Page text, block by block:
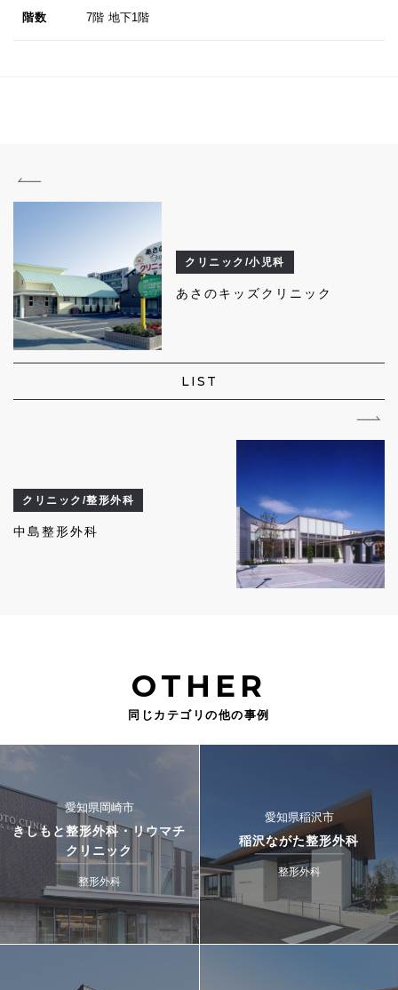
階数 7階 地下1階
クリニック/小児科
あさのキッズクリニック
LIST
クリニック/整形外科
中島整形外科
OTHER
同じカテゴリの他の事例
愛知県岡崎市
きしもと整形外科・リウマチ
クリニック
整形外科
愛知県稲沢市
稲沢ながた整形外科
整形外科